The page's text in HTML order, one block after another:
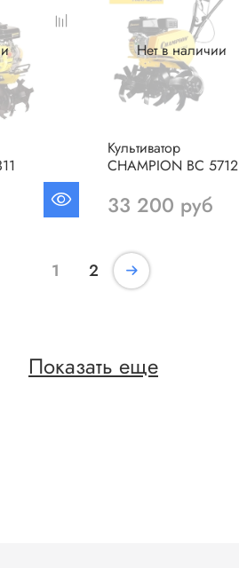
Нет в наличии
Культиватор
CHAMPION BC 5712
33 200 руб
1 2
Показать еще